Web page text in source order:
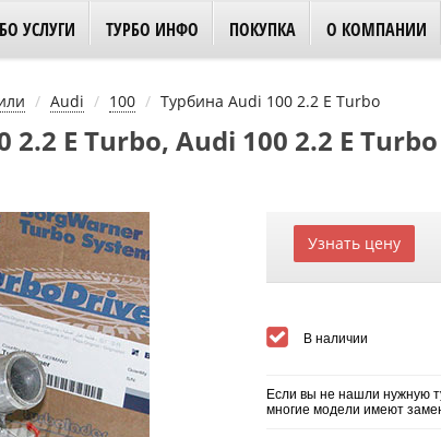
УСЛУГИ ТУРБО ИНФО ПОКУПКА О КОМПАНИИ
Audi 100 Турбина Audi 100 2.2 E Turbo
E Turbo, Audi 100 2.2 E Turbo
Узнать цену
В наличии
Если вы не нашли нужную
многие модели имеют